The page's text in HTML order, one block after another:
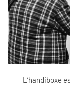
L’handiboxe